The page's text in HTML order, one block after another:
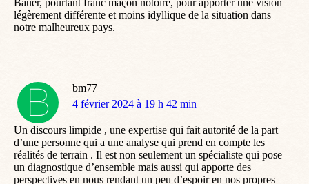
Bauer, pourtant franc maçon notoire, pour apporter une vision
légèrement différente et moins idyllique de la situation dans
notre malheureux pays.
bm77
dit
4 février 2024 à 19 h 42 min
Un discours limpide , une expertise qui fait autorité de la part
d’une personne qui a une analyse qui prend en compte les
réalités de terrain . Il est non seulement un spécialiste qui pose
un diagnostique d’ensemble mais aussi qui apporte des
perspectives en nous rendant un peu d’espoir en nos propres